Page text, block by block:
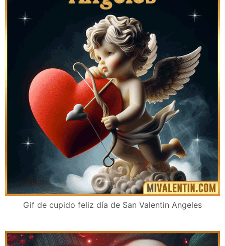
Gif de cupido feliz día de San Valentin Angeles